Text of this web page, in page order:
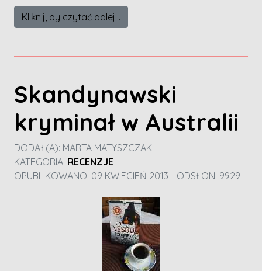
Kliknij, by czytać dalej...
Skandynawski
kryminał w Australii
DODAŁ(A): MARTA MATYSZCZAK
KATEGORIA: RECENZJE
OPUBLIKOWANO: 09 KWIECIEŃ 2013
ODSŁON: 9929